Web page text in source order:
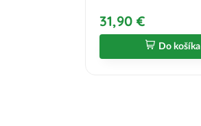
31,90 €
Do košíka